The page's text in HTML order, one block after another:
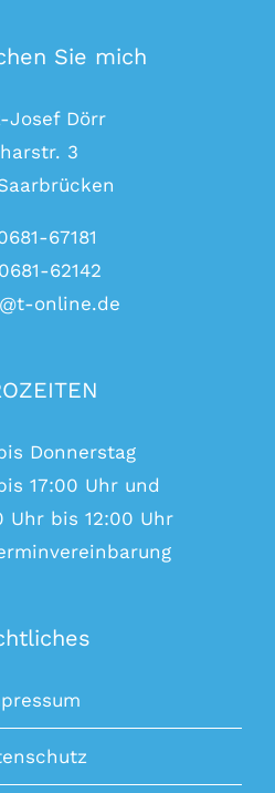
Sie mich
Josef Dörr
3
67181
62142
online.de
Donnerstag
17:00 Uhr und
Uhr bis 12:00 Uhr